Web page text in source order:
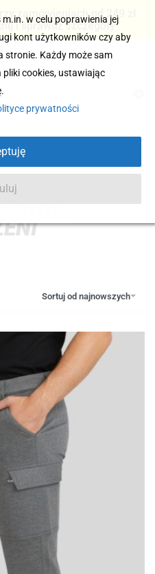
zamówieniach od 249 zł
i sprawdź szczegóły
Sortuj od najnowszych
w celu poprawienia jej
kont użytkowników czy aby
stronie. Każdy może sam
cookies, ustawiając
prywatności